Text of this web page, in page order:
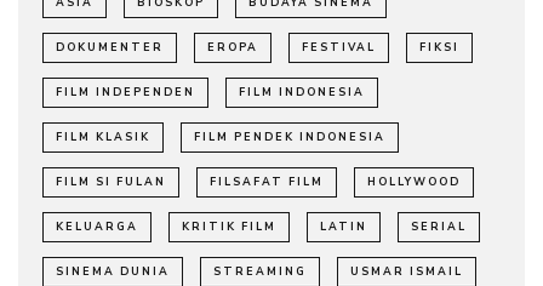
DOKUMENTER EROPA FESTIVAL FIKSI
FILM INDEPENDEN FILM INDONESIA
FILM KLASIK FILM PENDEK INDONESIA
FILM SI FULAN FILSAFAT FILM HOLLYWOOD
KELUARGA KRITIK FILM LATIN SERIAL
SINEMA DUNIA STREAMING USMAR ISMAIL